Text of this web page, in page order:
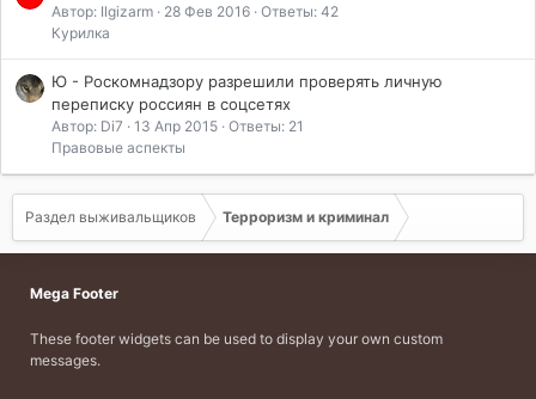
Автор: Ilgizarm 28 Фев 2016 Ответы: 42
Курилка
Ю - Роскомнадзору разрешили проверять личную
переписку россиян в соцсетях
Автор: Di7 13 Апр 2015 Ответы: 21
Правовые аспекты
Раздел выживальщиков Терроризм и криминал
Mega Footer
These footer widgets can be used to display your own custom
messages.